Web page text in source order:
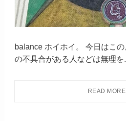
balance ホイホイ。 今日はこ
の不具合がある人などは無理を